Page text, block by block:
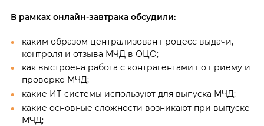
В рамках онлайн-завтрака обсудили:
каким образом централизован процесс выдачи,
контроля и отзыва МЧД в ОЦО;
как выстроена работа с контрагентами по приему и
проверке МЧД;
какие ИТ-системы используют для выпуска МЧД;
какие основные сложности возникают при выпуске
МЧД;